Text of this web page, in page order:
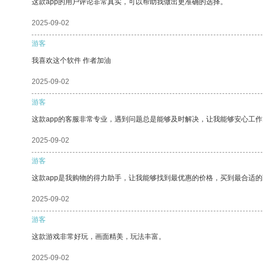
这款app的用户评论非常真实，可以帮助我做出更准确的选择。
2025-09-02
游客
我喜欢这个软件 作者加油
2025-09-02
游客
这款app的客服非常专业，遇到问题总是能够及时解决，让我能够安心工作
2025-09-02
游客
这款app是我购物的得力助手，让我能够找到最优惠的价格，买到最合适的
2025-09-02
游客
这款游戏非常好玩，画面精美，玩法丰富。
2025-09-02